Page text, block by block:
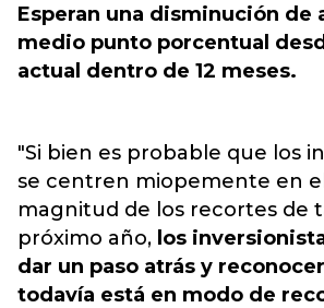
Esperan una disminución de
medio punto porcentual
actual dentro de 12 meses.
"Si bien es probable que los
se centren miopemente en
magnitud de los recortes de
próximo año, los
dar un paso atrás y
todavía está en modo de